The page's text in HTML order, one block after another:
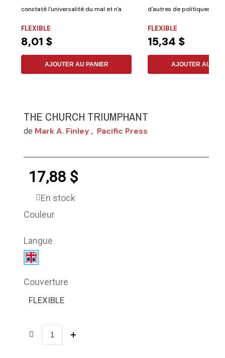
constaté l'universalité du mal et n'a
FLEXIBLE
8,01 $
AJOUTER AU PANIER
d'autres de politiques, ou
FLEXIBLE
15,34 $
AJOUTER AU
THE CHURCH TRIUMPHANT
de Mark A. Finley , Pacific Press
17,88 $
En stock
Couleur
Langue
Couverture
FLEXIBLE